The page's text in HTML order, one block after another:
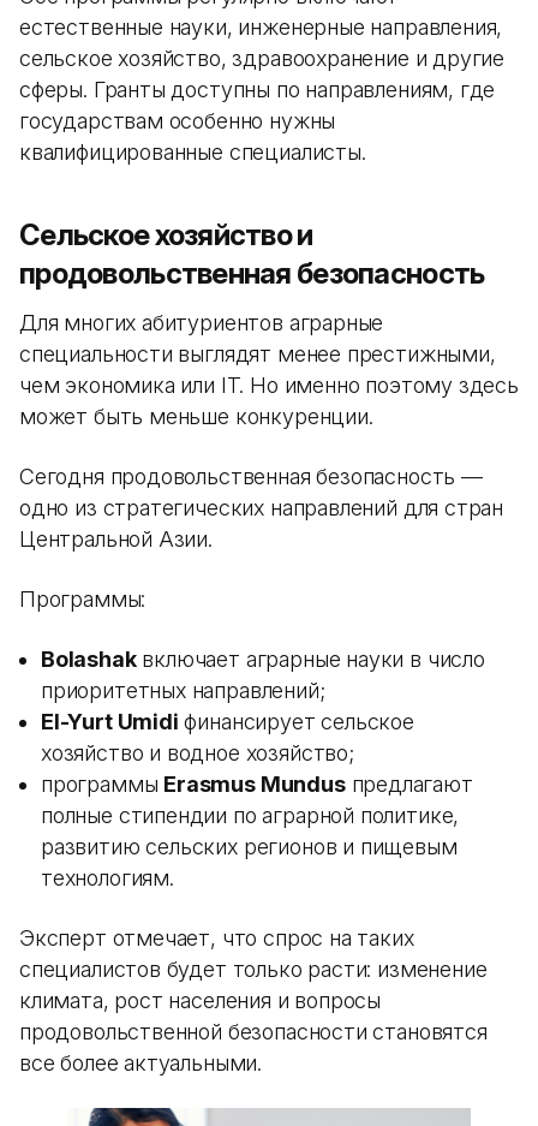
естественные науки, инженерные направления,
сельское хозяйство, здравоохранение и другие
сферы. Гранты доступны по направлениям, где
государствам особенно нужны
квалифицированные специалисты.
Сельское хозяйство и
продовольственная безопасность
Для многих абитуриентов аграрные
специальности выглядят менее престижными,
чем экономика или IT. Но именно поэтому здесь
может быть меньше конкуренции.
Сегодня продовольственная безопасность —
одно из стратегических направлений для стран
Центральной Азии.
Программы:
Bolashakвключает аграрные науки в число
приоритетных направлений;
El-Yurt Umidi финансирует сельское
хозяйство и водное хозяйство;
программы Erasmus Mundusпредлагают
полные стипендии по аграрной политике,
развитию сельских регионов и пищевым
технологиям.
Эксперт отмечает, что спрос на таких
специалистов будет только расти: изменение
климата, рост населения и вопросы
продовольственной безопасности становятся
все более актуальными.